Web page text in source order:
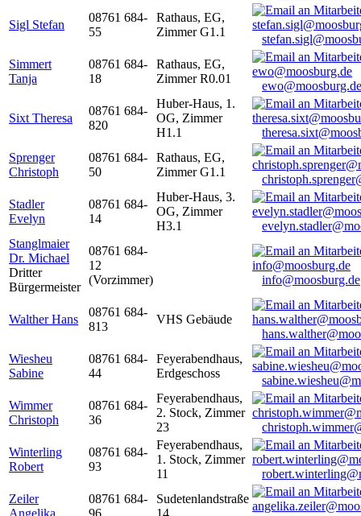
Sigl Stefan
08761 684-
55
Rathaus, EG,
Zimmer G1.1
Simmert
Tanja
08761 684-
18
Rathaus, EG,
Zimmer R0.01
ewo@moosburg.de
Sixt Theresa
08761 684-
820
Huber-Haus, 1.
OG, Zimmer
H1.1
Sprenger
Christoph
08761 684-
50
Rathaus, EG,
Zimmer G1.1
Stadler
Evelyn
08761 684-
14
Huber-Haus, 3.
OG, Zimmer
H3.1
Stanglmaier
Dr. Michael
Dritter
Bürgermeister
08761 684-
12
(Vorzimmer)
info@moosburg.de
Walther Hans
08761 684-
813
VHS Gebäude
Wiesheu
Sabine
08761 684-
44
Feyerabendhaus,
Erdgeschoss
Wimmer
Christoph
08761 684-
36
Feyerabendhaus,
2. Stock, Zimmer
23
Winterling
Robert
08761 684-
93
Feyerabendhaus,
1. Stock, Zimmer
11
Zeiler
Angelika
08761 684-
96
Sudetenlandstraße
14